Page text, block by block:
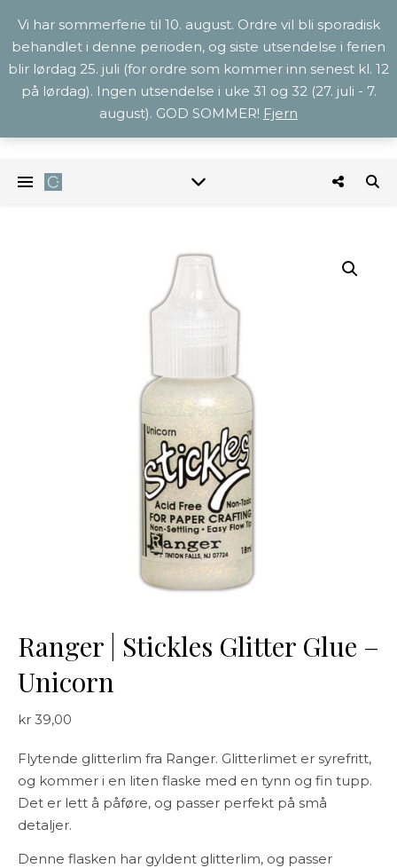
Ranger | Stickles Glitter Glue –
Unicorn
kr 39,00
Flytende glitterlim fra Ranger. Glitterlimet er syrefritt,
og kommer i en liten flaske med en tynn og fin tupp.
Det er lett å påføre, og passer perfekt på små
detaljer.
Denne flasken har gyldent glitterlim, og passer
Vi har sommerferie til 10. august. Ordre vil bli sporadisk
behandlet i denne perioden, og siste utsendelse i ferien
blir lørdag 25. juli (for ordre som kommer inn senest kl. 12
på lørdag). Ingen utsendelse i uke 31 og 32 (27. juli - 7.
august). GOD SOMMER! Fjern